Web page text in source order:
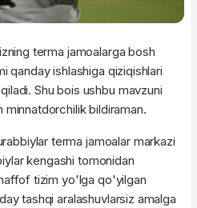
terma jamoalarga bosh
qanday ishlashiga qiziqishlari
Shu bois ushbu mavzuni
bildiraman.
terma jamoalar markazi
kengashi tomonidan
tizim yo'lga qo'yilgan
tashqi aralashuvlarsiz amalga